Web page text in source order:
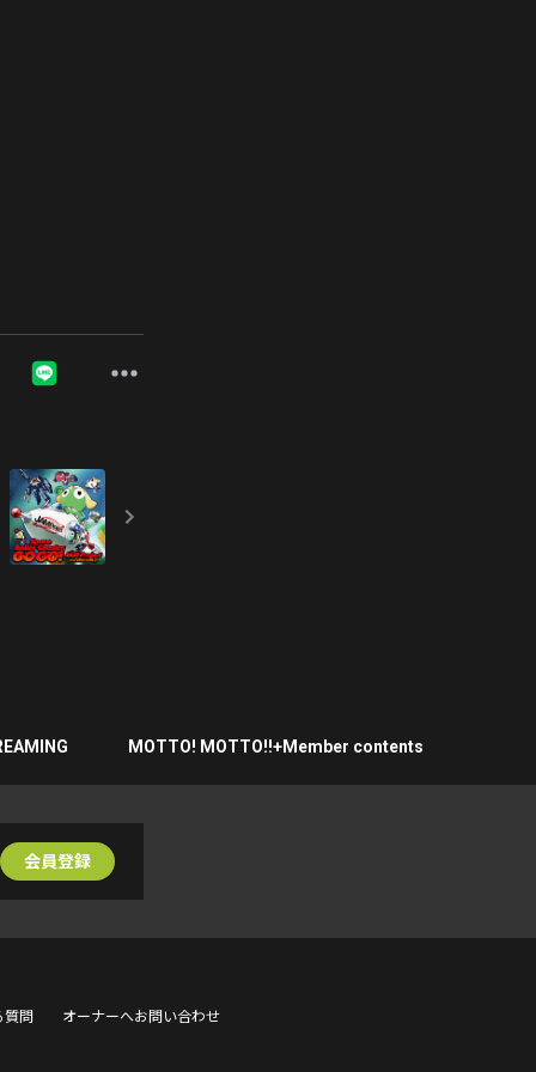
MOTTO! MOTTO!!+Member contents
会員登録
質問 オーナーへお問い合わせ